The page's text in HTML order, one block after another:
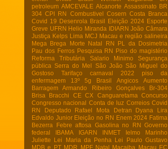
petroleum AMCEVALE Alcanorte Assassinato BR
304 CPI RN Combustivel Cosern Costa Branca
Covid 19 Desenrola Brasil Eleição 2024 Esporte
Greve UFRN Helio Miranda IDIARN João Câmara
Justiça Kelps Lima MCJ Macau e região salineira
Mega Brega
Morte Natal RN
PL da Dosimetria
Pau dos Ferros Pesquisa RN Piso do magistério
Reforma Tributária
Salario Minimo
Segurança
pública
Serra do Mel São João
São Miguel do
Gostoso
Tarifaço carnaval 2022
piso da
enfermagem
13º 5g Brasil Angicos
Aumento
Barragem Armando Ribeiro Gonçalves
Br-304
Brisa Bracchi
CE CX Canguaretama
Concurso
Congresso nacional Conta de luz Correios Covid
RN
Deputado Rafael Mota Detran
Dyana Lira
Edvaldo Junior Eleição no RN Enem 2024 Fatima
Bezerra
Febre aftosa Gasolina no RN Governo
federal
IBAMA IGARN INMET
Ielmo Marinho
Juliette
Lei Maria da Penha
Lei Paulo Gustavo
MDB e PT MDR MPF Natal Macaiba
Macau EC